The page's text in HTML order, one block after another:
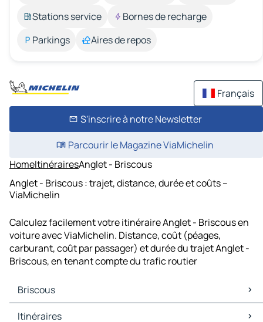
Stations service
Bornes de recharge
Parkings
Aires de repos
Français
S'inscrire à notre Newsletter
Parcourir le Magazine ViaMichelin
HomeItinérairesAnglet - Briscous
Anglet - Briscous : trajet, distance, durée et coûts –
ViaMichelin
Calculez facilement votre itinéraire Anglet - Briscous en
voiture avec ViaMichelin. Distance, coût (péages,
carburant, coût par passager) et durée du trajet Anglet -
Briscous, en tenant compte du trafic routier
Briscous
Briscous Cartes et plans
Itinéraires